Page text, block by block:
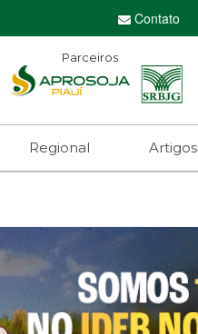
Contato
Parceiros
Regional Artigos